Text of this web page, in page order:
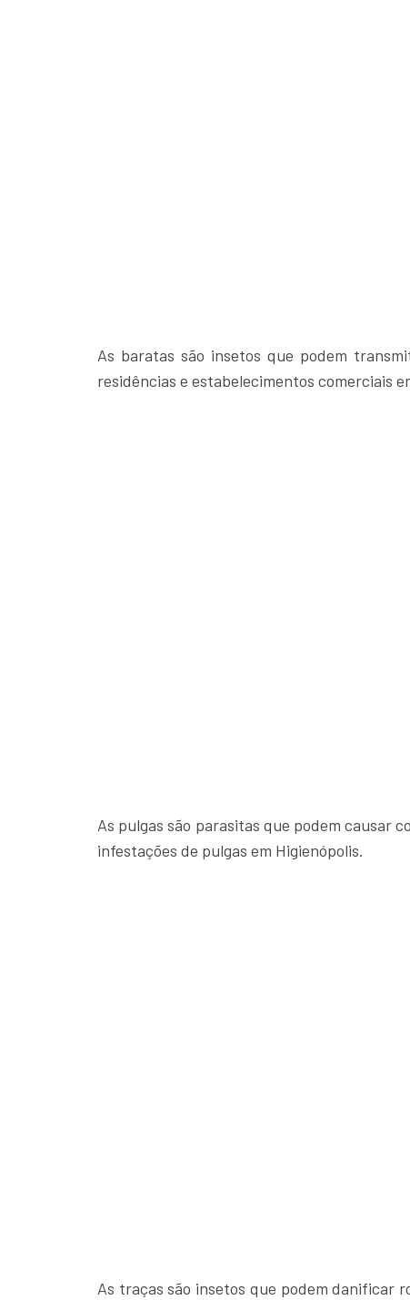
As baratas são insetos que podem
residências e estabelecimentos comerciais
As pulgas são parasitas que podem causar
infestações de pulgas em Higienópolis.
As traças são insetos que podem danificar